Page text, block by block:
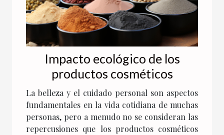
Impacto ecológico de los
productos cosméticos
La belleza y el cuidado personal son aspectos
fundamentales en la vida cotidiana de muchas
personas, pero a menudo no se consideran las
repercusiones que los productos cosméticos